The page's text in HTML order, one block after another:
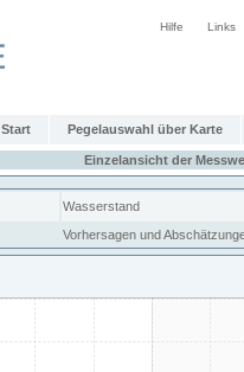
Hilfe Links
Start Pegelauswahl über Karte
Einzelansicht der
Wasserstand
Vorhersagen und